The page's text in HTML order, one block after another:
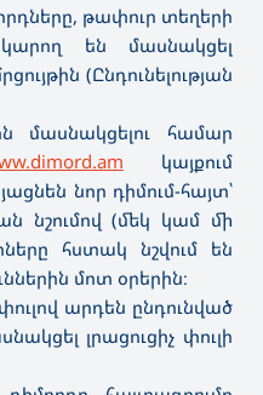
թափուր տեղերի
են մասնակցել
(Ընդունելության
մասնակցելու համար
կայքում
նոր դիմում-հայտ՝
նշումով (մեկ կամ մի
հստակ նշվում են
մոտ օրերին։
արդեն ընդունված
լրացուցիչ փուլի